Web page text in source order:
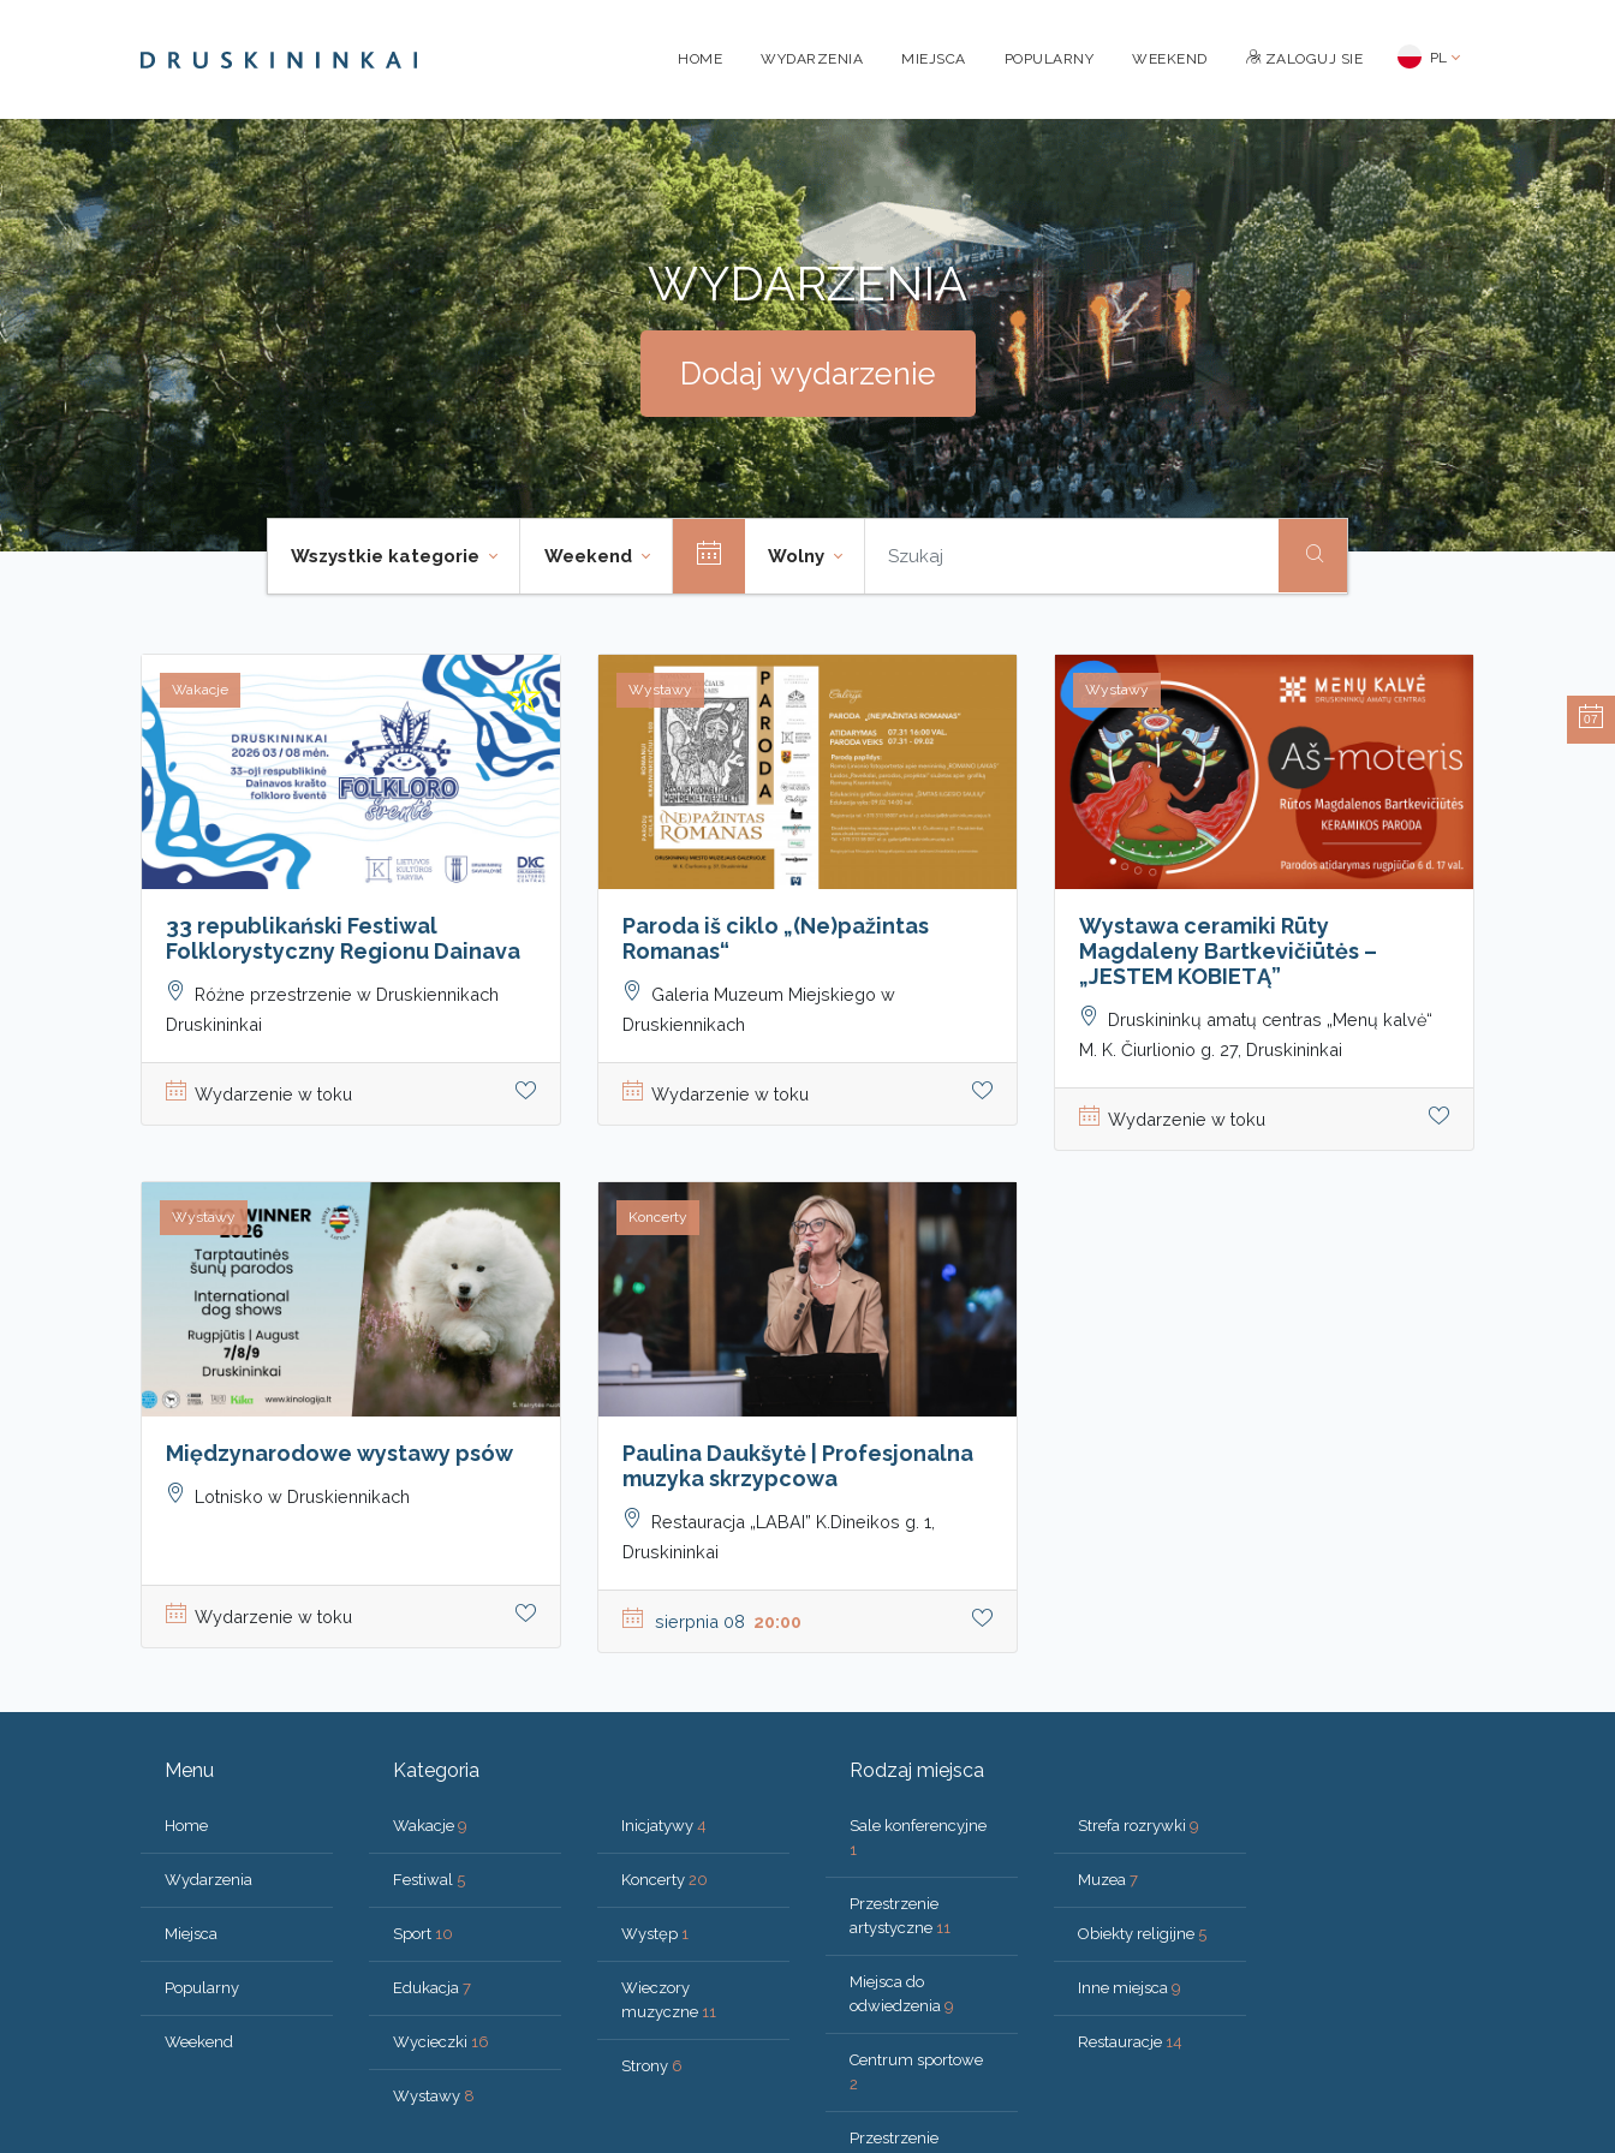
HOME WYDARZENIA MIEJSCA POPULARNY WEEKEND ZALOGUJ SIE PL
WYDARZENIA
Dodaj wydarzenie
Wszystkie kategorie Weekend Wolny
Wakacje
33 republikański Festiwal
Folklorystyczny Regionu Dainava
Różne przestrzenie w Druskiennikach
Druskininkai
Wydarzenie w toku
Wystawy
Paroda iš ciklo „(Ne)pažintas
Romanas“
Galeria Muzeum Miejskiego w
Druskiennikach
Wydarzenie w toku
Wystawy
Wystawa ceramiki Rūty
Magdaleny Bartkevičiūtės –
„JESTEM KOBIETĄ”
Druskininkų amatų centras „Menų kalvė“
M. K. Čiurlionio g. 27, Druskininkai
Wydarzenie w toku
Wystawy
Międzynarodowe wystawy psów
Lotnisko w Druskiennikach
Wydarzenie w toku
Koncerty
Paulina Daukšytė | Profesjonalna
muzyka skrzypcowa
Restauracja „LABAI” K.Dineikos g. 1,
Druskininkai
sierpnia 08 20:00
Menu
Home
Wydarzenia
Miejsca
Popularny
Weekend
Kategoria
Wakacje 9
Festiwal 5
Sport 10
Edukacja 7
Wycieczki 16
Wystawy 8
Inicjatywy 4
Koncerty 20
Występ 1
Wieczory
muzyczne 11
Strony 6
Rodzaj miejsca
Sale konferencyjne
1
Przestrzenie
artystyczne 11
Miejsca do
odwiedzenia 9
Centrum sportowe
2
Przestrzenie
Strefa rozrywki 9
Muzea 7
Obiekty religijne 5
Inne miejsca 9
Restauracje 14
07